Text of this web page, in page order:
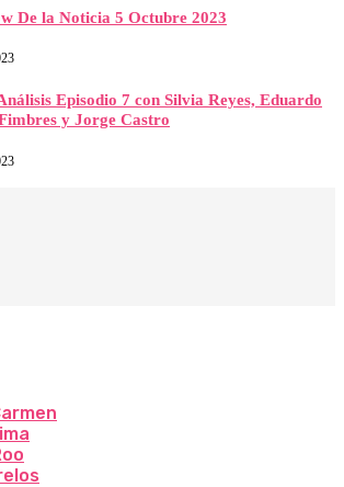
De la Noticia 5 Octubre 2023
Episodio 7 con Silvia Reyes, Eduardo
y Jorge Castro